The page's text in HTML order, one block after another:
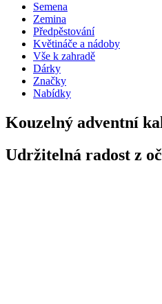
Semena
Zemina
Předpěstování
Květináče a nádoby
Vše k zahradě
Dárky
Značky
Nabídky
Kouzelný adventní
Udržitelná radost z